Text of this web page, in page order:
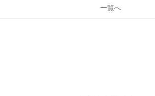
講習のあとは、皆様で改めてお顔合わせのひとときへ。
一覧へ